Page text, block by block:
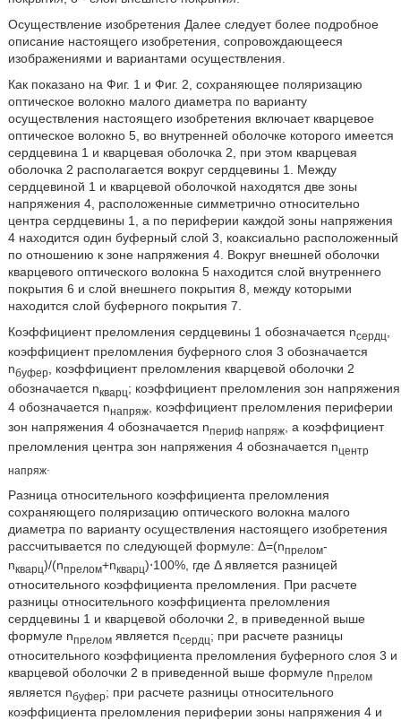
Осуществление изобретения Далее следует более подробное
описание настоящего изобретения, сопровождающееся
изображениями и вариантами осуществления.
Как показано на Фиг. 1 и Фиг. 2, сохраняющее поляризацию
оптическое волокно малого диаметра по варианту
осуществления настоящего изобретения включает кварцевое
оптическое волокно 5, во внутренней оболочке которого имеется
сердцевина 1 и кварцевая оболочка 2, при этом кварцевая
оболочка 2 располагается вокруг сердцевины 1. Между
сердцевиной 1 и кварцевой оболочкой находятся две зоны
напряжения 4, расположенные симметрично относительно
центра сердцевины 1, а по периферии каждой зоны напряжения
4 находится один буферный слой 3, коаксиально расположенный
по отношению к зоне напряжения 4. Вокруг внешней оболочки
кварцевого оптического волокна 5 находится слой внутреннего
покрытия 6 и слой внешнего покрытия 8, между которыми
находится слой буферного покрытия 7.
Коэффициент преломления сердцевины 1 обозначается nсердц
коэффициент преломления буферного слоя 3 обозначается
nбуфер
, коэффициент преломления кварцевой оболочки 2
обозначается nкварц; коэффициент преломления зон напряжения
4 обозначается nнапряж, коэффициент преломления периферии
зон напряжения 4 обозначается nпериф напряж, а коэффициент
преломления центра зон напряжения 4 обозначается nцентр
напряж.
Разница относительного коэффициента преломления
сохраняющего поляризацию оптического волокна малого
диаметра по варианту осуществления настоящего изобретения
рассчитывается по следующей формуле: Δ=(nпрелом-
nкварц)/(nпрелом+nкварц)⋅100%, где Δ является разницей
относительного коэффициента преломления. При расчете
разницы относительного коэффициента преломления
сердцевины 1 и кварцевой оболочки 2, в приведенной выше
формуле nпреломявляется nсердц; при расчете разницы
относительного коэффициента преломления буферного слоя 3 и
кварцевой оболочки 2 в приведенной выше формуле nпрелом
является nбуфер; при расчете разницы относительного
коэффициента преломления периферии зоны напряжения 4 и